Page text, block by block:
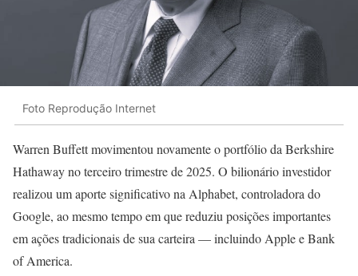
Foto Reprodução Internet
Warren Buffett movimentou novamente o portfólio da Berkshire
Hathaway no terceiro trimestre de 2025. O bilionário investidor
realizou um aporte significativo na Alphabet, controladora do
Google, ao mesmo tempo em que reduziu posições importantes
em ações tradicionais de sua carteira — incluindo Apple e Bank
of America.